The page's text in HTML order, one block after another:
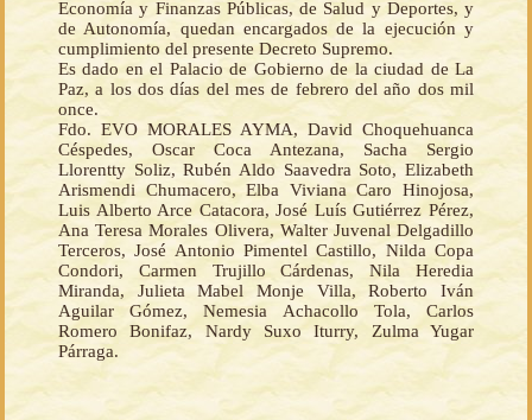
Economía y Finanzas Públicas, de Salud y Deportes, y
de Autonomía, quedan encargados de la ejecución y
cumplimiento del presente Decreto Supremo.
Es dado en el Palacio de Gobierno de la ciudad de La
Paz, a los dos días del mes de febrero del año dos mil
once.
Fdo. EVO MORALES AYMA, David Choquehuanca
Céspedes, Oscar Coca Antezana, Sacha Sergio
Llorentty Soliz, Rubén Aldo Saavedra Soto, Elizabeth
Arismendi Chumacero, Elba Viviana Caro Hinojosa,
Luis Alberto Arce Catacora, José Luís Gutiérrez Pérez,
Ana Teresa Morales Olivera, Walter Juvenal Delgadillo
Terceros, José Antonio Pimentel Castillo, Nilda Copa
Condori, Carmen Trujillo Cárdenas, Nila Heredia
Miranda, Julieta Mabel Monje Villa, Roberto Iván
Aguilar Gómez, Nemesia Achacollo Tola, Carlos
Romero Bonifaz, Nardy Suxo Iturry, Zulma Yugar
Párraga.